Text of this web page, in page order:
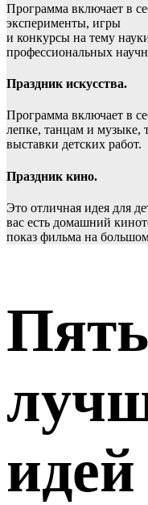
Программа включает в
эксперименты, игры
и конкурсы на тему
профессиональных
Праздник искусства.
Программа включает в
лепке, танцам и музыке,
выставки детских работ.
Праздник кино.
Это отличная идея для
вас есть домашний
показ фильма на
Пять